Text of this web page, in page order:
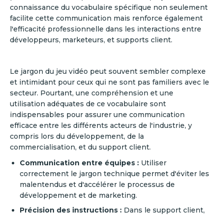
connaissance du vocabulaire spécifique non seulement
facilite cette communication mais renforce également
l'efficacité professionnelle dans les interactions entre
développeurs, marketeurs, et supports client.
Le jargon du jeu vidéo peut souvent sembler complexe
et intimidant pour ceux qui ne sont pas familiers avec le
secteur. Pourtant, une compréhension et une
utilisation adéquates de ce vocabulaire sont
indispensables pour assurer une communication
efficace entre les différents acteurs de l'industrie, y
compris lors du développement, de la
commercialisation, et du support client.
Communication entre équipes : Utiliser
correctement le jargon technique permet d'éviter les
malentendus et d'accélérer le processus de
développement et de marketing.
Précision des instructions : Dans le support client,